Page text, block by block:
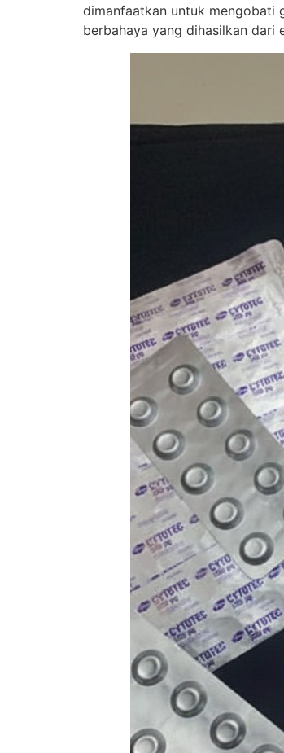
dimanfaatkan untuk mengobati
berbahaya yang dihasilkan dari